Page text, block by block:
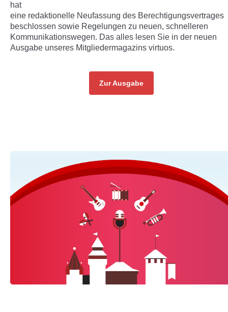
hat
eine redaktionelle Neufassung des Berechtigungsvertrages
beschlossen sowie Regelungen zu neuen, schnelleren
Kommunikationswegen. Das alles lesen Sie in der neuen
Ausgabe unseres Mitgliedermagazins virtuos.
Zur Ausgabe